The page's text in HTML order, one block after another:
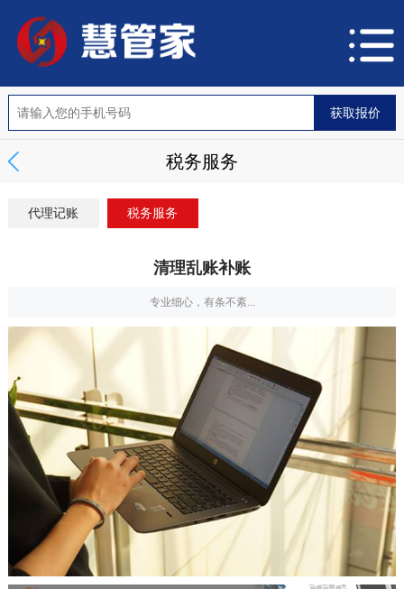
税务服务
代理记账 税务服务
清理乱账补账
专业细心，有条不紊...